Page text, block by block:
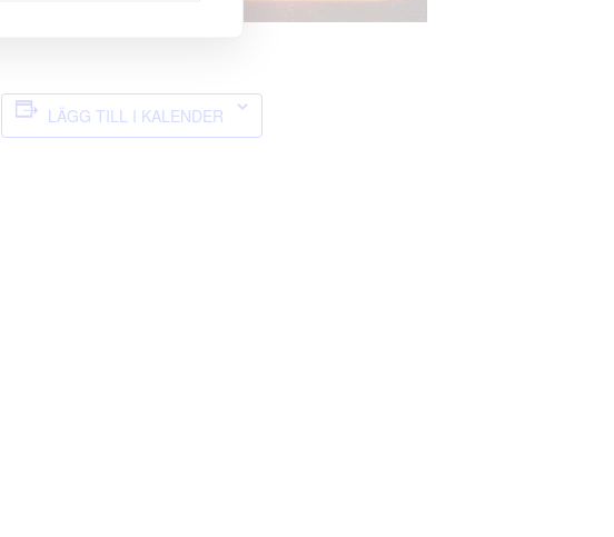
LÄGG TILL I KALENDER